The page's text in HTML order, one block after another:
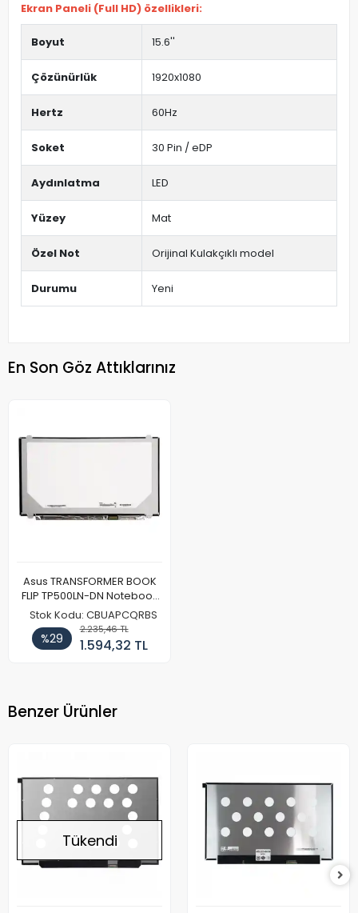
Ekran Paneli (Full HD) özellikleri:
Boyut 15.6''
Çözünürlük 1920x1080
Hertz 60Hz
Soket 30 Pin / eDP
Aydınlatma LED
Yüzey Mat
Özel Not Orijinal Kulakçıklı model
Durumu Yeni
En Son Göz Attıklarınız
Asus TRANSFORMER BOOK
FLIP TP500LN-DN Notebook
Ekran Paneli (Full HD)
Stok Kodu: CBUAPCQRBS
%29
2.235,46 TL
1.594,32 TL
Benzer Ürünler
Tükendi